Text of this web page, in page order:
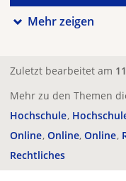
Mehr zeigen
Zuletzt bearbeitet am
Mehr zu den Themen
Hochschule
Online Online Online
Rechtliches